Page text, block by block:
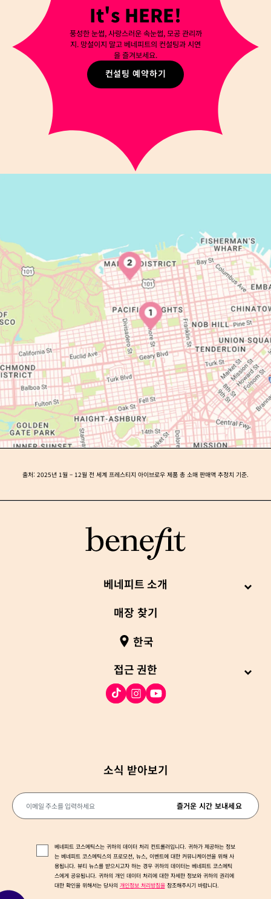
It's HERE!
풍성한 눈썹, 사랑스러운 속눈썹, 모공 관리까
지. 망설이지 말고 베네피트의 컨설팅과 시연
을 즐겨보세요.
컨설팅 예약하기
출처: 2025년 1월 – 12월 전 세계 프레스티지 아이브로우 제품 총 소매 판매액 추정치 기준.
베네피트 소개
매장 찾기
한국
접근 권한
소식 받아보기
이메일 주소를 입력하세요
즐거운 시간 보내세요
베네피트 코스메틱스는 귀하의 데이터 처리 컨트롤러입니다. 귀하가 제공하는 정보
는 베네피트 코스메틱스의 프로모션, 뉴스, 이벤트에 대한 커뮤니케이션을 위해 사
용됩니다. 뷰티 뉴스를 받으시고자 하는 경우 귀하의 데이터는 베네피트 코스메틱
스에게 공유됩니다. 귀하의 개인 데이터 처리에 대한 자세한 정보와 귀하의 권리에
대한 확인을 위해서는 당사의 개인정보 처리방침을참조해주시기 바랍니다.